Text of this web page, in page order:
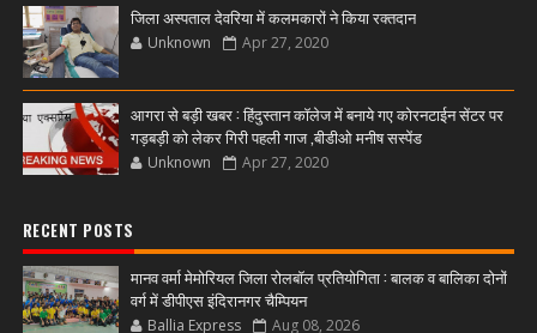
जिला अस्पताल देवरिया में कलमकारों ने किया रक्तदान
Unknown Apr 27, 2020
आगरा से बड़ी खबर : हिंदुस्तान कॉलेज में बनाये गए कोरनटाईन सेंटर पर
गड़बड़ी को लेकर गिरी पहली गाज ,बीडीओ मनीष सस्पेंड
Unknown Apr 27, 2020
RECENT POSTS
मानव वर्मा मेमोरियल जिला रोलबॉल प्रतियोगिता : बालक व बालिका दोनों
वर्ग में डीपीएस इंदिरानगर चैम्पियन
Ballia Express Aug 08, 2026